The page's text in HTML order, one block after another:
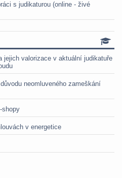
s judikaturou (online - živé
valorizace v aktuální judikatuře
neomluveného zameškání
shopy
v energetice